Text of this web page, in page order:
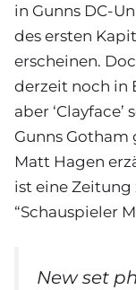
in Gunns DC-
des ersten
erscheinen.
derzeit noch in
aber
Gunns Gotham
Matt Hagen
ist eine Zeitung
“Schauspieler
New set